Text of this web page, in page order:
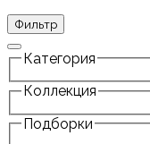
Фильтр
Категория
Коллекция
Подборки